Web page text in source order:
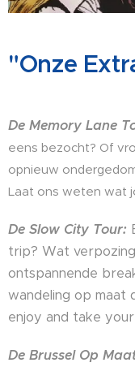
"Onze
De Memory Lane
eens bezocht? Of
opnieuw
Laat ons weten wat
De Slow City Tour:
trip? Wat
ontspannende
wandeling op maat
enjoy and take
De Brussel Op